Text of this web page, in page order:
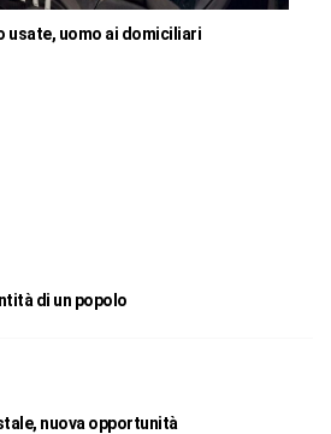
usate, uomo ai domiciliari
di un popolo
nuova opportunità